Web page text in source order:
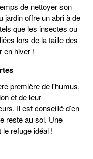
de nettoyer son
jardin offre un abri à de
que les insectes ou
lors de la taille des
en hiver !
première de l'humus,
et de leur
Il est conseillé d’en
reste au sol. Une
refuge idéal !